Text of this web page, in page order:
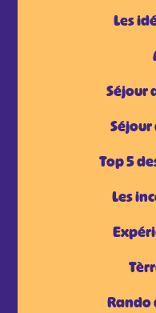
Les
Séjour
Séjour
Top 5
Les
Rando